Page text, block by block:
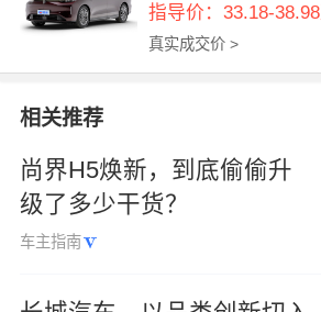
指导价：33.18-
真实成交价 >
相关推荐
尚界H5焕新，到底偷偷升
级了多少干货？
车主指南